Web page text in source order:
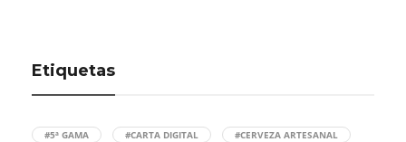
Etiquetas
#5ª GAMA #CARTA DIGITAL #CERVEZA ARTESANAL